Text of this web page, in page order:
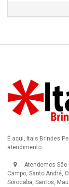
É aqui, Itals Brindes
atendimento
Atendemos São
Campo, Santo André,
Sorocaba, Santos,